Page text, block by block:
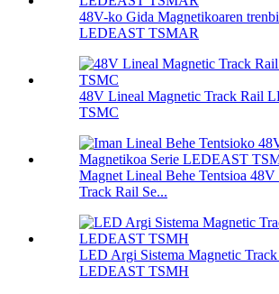
48V-ko Gida Magnetikoaren
LEDEAST TSMAR
48V Lineal Magnetic Track Rail
TSMC
Magnet Lineal Behe ​​Tentsioa
Track Rail Se...
LED Argi Sistema Magnetic Track
LEDEAST TSMH